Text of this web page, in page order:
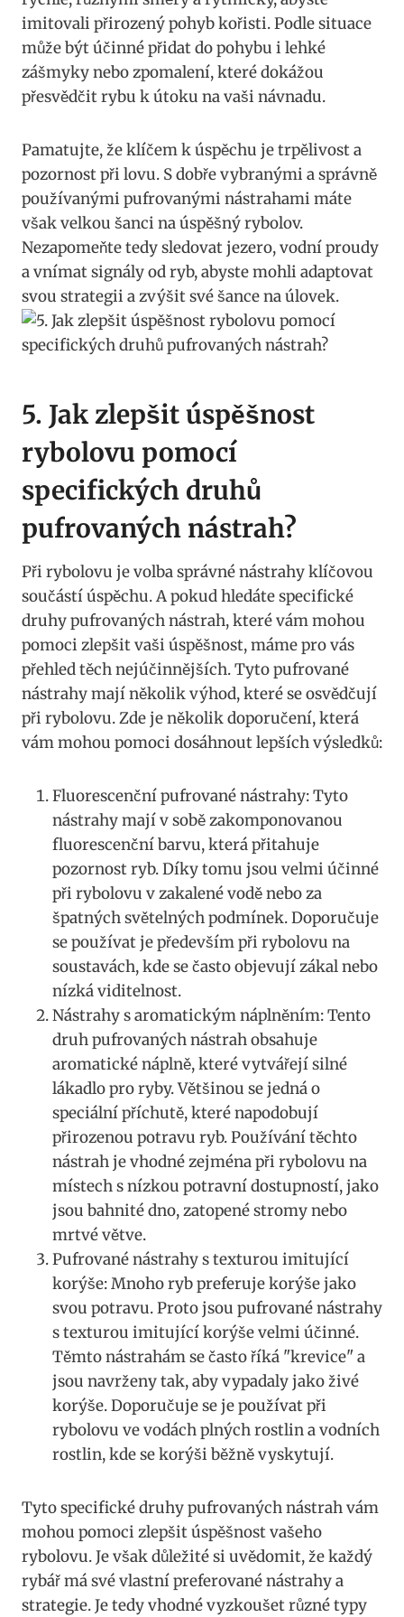
imitovali přirozený pohyb ⁣kořisti. Podle situace
může být účinné přidat do pohybu i lehké
zášmyky nebo zpomalení,⁣ které dokážou
přesvědčit ‌rybu k ​útoku na vaši návnadu.
Pamatujte, že klíčem k úspěchu je trpělivost a
pozornost při lovu. S dobře vybranými a správně
používanými pufrovanými nástrahami máte
však velkou šanci na úspěšný rybolov.
Nezapomeňte tedy sledovat jezero, vodní proudy
a vnímat signály od ryb, abyste mohli adaptovat
svou strategii⁣ a zvýšit své šance na úlovek.
5. Jak zlepšit úspěšnost⁢
rybolovu pomocí
specifických druhů
pufrovaných nástrah?
Při rybolovu je volba správné⁢ nástrahy klíčovou
součástí úspěchu. A pokud hledáte specifické
druhy pufrovaných nástrah, které vám mohou
pomoci zlepšit⁤ vaši úspěšnost, máme pro vás
‍přehled těch nejúčinnějších. Tyto pufrované
nástrahy mají několik výhod, které se osvědčují
při rybolovu. Zde je několik doporučení, která
vám mohou pomoci dosáhnout⁤ lepších výsledků:
Fluorescenční pufrované nástrahy: Tyto
nástrahy mají v sobě zakomponovanou
fluorescenční barvu, která přitahuje
pozornost ryb. Díky tomu jsou velmi účinné
při rybolovu v zakalené vodě nebo za
špatných světelných podmínek. Doporučuje⁣
se používat je především při rybolovu na
soustavách, kde se často objevují‍ zákal nebo
nízká viditelnost.
Nástrahy s aromatickým náplněním: Tento
druh ⁢pufrovaných⁤ nástrah obsahuje
aromatické náplně, které vytvářejí silné
lákadlo pro ryby. Většinou se jedná o
speciální příchutě, které napodobují
přirozenou potravu ryb.‌ Používání těchto
nástrah je vhodné zejména při rybolovu na
místech s nízkou ⁣potravní dostupností, jako
jsou bahnité dno, zatopené stromy nebo
mrtvé větve.
Pufrované nástrahy s texturou⁤ imitující
korýše: Mnoho ryb preferuje korýše jako
svou potravu. Proto jsou pufrované nástrahy
s texturou imitující korýše velmi účinné.
‍Těmto nástrahám se často říká⁣ "krevice" a
‌jsou navrženy tak, aby vypadaly jako živé
korýše. Doporučuje se je používat při
rybolovu ve vodách plných rostlin a vodních⁣
rostlin, kde se korýši běžně vyskytují.
Tyto ​specifické druhy pufrovaných nástrah vám
mohou pomoci zlepšit úspěšnost vašeho
rybolovu. Je však důležité ⁣si uvědomit, že každý
rybář má ​své vlastní preferované nástrahy a
strategie. Je tedy vhodné vyzkoušet různé typy